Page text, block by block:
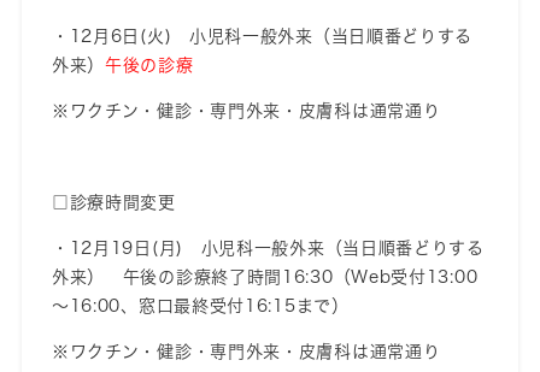
・12月6日(火) 小児科一般外来（当日順番どりする
外来）午後の診療
※ワクチン・健診・専門外来・皮膚科は通常通り
□診療時間変更
・12月19日(月) 小児科一般外来（当日順番どりする
外来） 午後の診療終了時間16:30（Web受付13:00
～16:00、窓口最終受付16:15まで）
※ワクチン・健診・専門外来・皮膚科は通常通り